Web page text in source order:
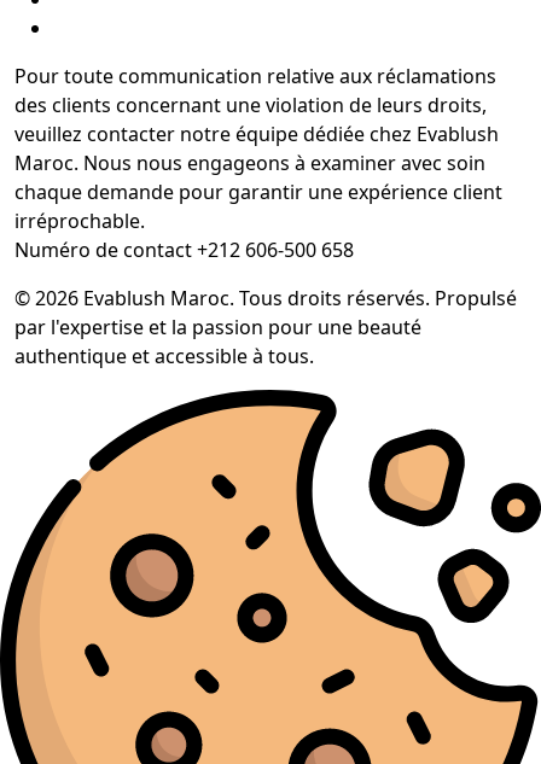
Pour toute communication relative aux réclamations
des clients concernant une violation de leurs droits,
veuillez contacter notre équipe dédiée chez Evablush
Maroc. Nous nous engageons à examiner avec soin
chaque demande pour garantir une expérience client
irréprochable.
Numéro de contact +212 606-500 658
© 2026 Evablush Maroc. Tous droits réservés. Propulsé
par l'expertise et la passion pour une beauté
authentique et accessible à tous.